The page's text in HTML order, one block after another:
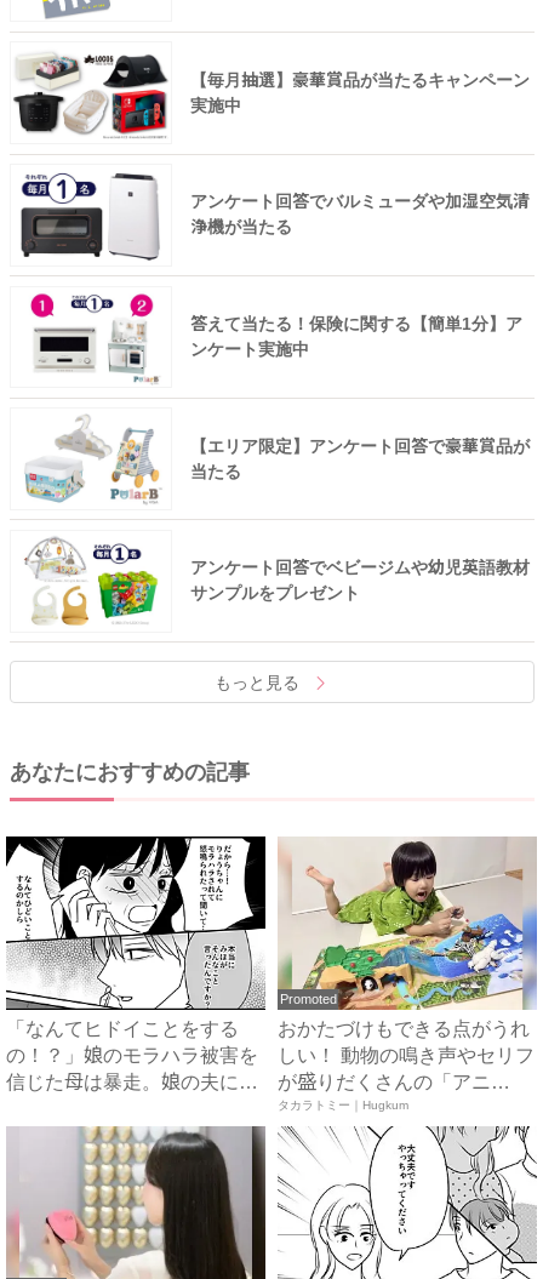
【毎月抽選】豪華賞品が当たるキャンペーン
実施中
アンケート回答でバルミューダや加湿空気清
浄機が当たる
答えて当たる！保険に関する【簡単1分】ア
ンケート実施中
【エリア限定】アンケート回答で豪華賞品が
当たる
アンケート回答でベビージムや幼児英語教材
サンプルをプレゼント
もっと見る
あなたにおすすめの記事
「なんてヒドイことをする
の！？」娘のモラハラ被害を
信じた母は暴走。娘の夫に電
Promoted
おかたづけもできる点がうれ
しい！ 動物の鳴き声やセリフ
が盛りだくさんの「アニ
ア ...
タカラトミー｜Hugkum